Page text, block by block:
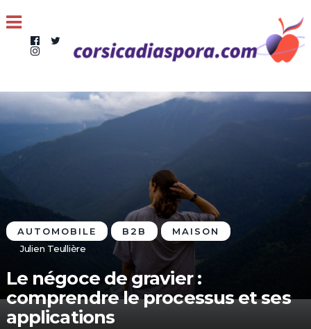
AUTOMOBILE B2B
MAISON
Julien Teullière
Le négoce de gravier :
comprendre le processus et ses
applications